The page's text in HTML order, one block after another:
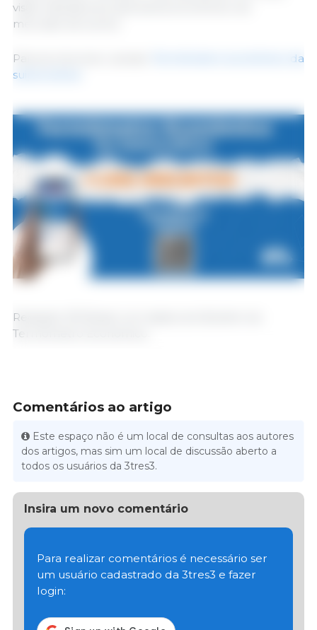
visão indicativa do panorama econômico do
mercado de suínos.
Para se inscrever, acesse:
Termômetro econômico da
suinocultura
Redação 333 Brasil com dados do Boletim do
Termômetro Econômico.
Comentários ao artigo
Este espaço não é um local de consultas aos autores
dos artigos, mas sim um local de discussão aberto a
todos os usuários da 3tres3.
Insira um novo comentário
Para realizar comentários é necessário ser
um usuário cadastrado da 3tres3 e fazer
login: